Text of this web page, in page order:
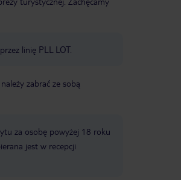
linię PLL LOT.
zabrać ze sobą
za osobę powyżej 18 roku
jest w recepcji